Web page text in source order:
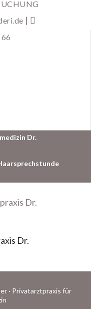
|
Dr.
Dr.
· Privatarztpraxis für